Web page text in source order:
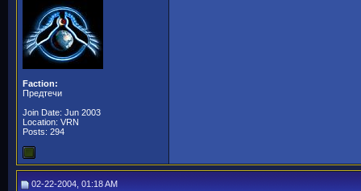
Faction:
Предтечи
Join Date: Jun 2003
Location: VRN
Posts: 294
02-22-2004, 01:18 AM